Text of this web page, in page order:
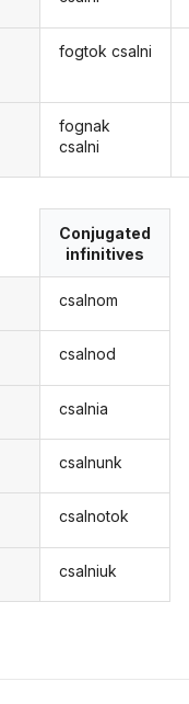
fogtok csalni
fognak
csalni
Conjugated
infinitives
csalnom
csalnod
csalnia
csalnunk
csalnotok
csalniuk